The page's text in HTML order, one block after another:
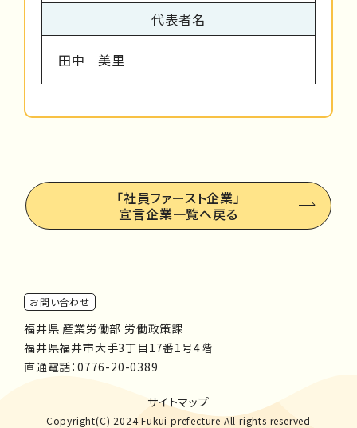
代表者名
田中 美里
「社員ファースト企業」
宣言企業一覧へ戻る
お問い合わせ
福井県 産業労働部 労働政策課
福井県福井市大手3丁目17番1号4階
直通電話： 0776-20-0389
サイトマップ
Copyright(C) 2024 Fukui prefecture All rights reserved